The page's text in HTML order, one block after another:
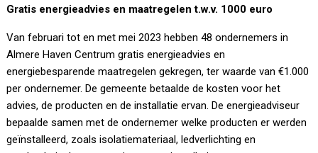
Gratis energieadvies en maatregelen t.w.v. 1000 euro
Van februari tot en met mei 2023 hebben 48 ondernemers in
Almere Haven Centrum gratis energieadvies en
energiebesparende maatregelen gekregen, ter waarde van €1.000
per ondernemer. De gemeente betaalde de kosten voor het
advies, de producten en de installatie ervan. De energieadviseur
bepaalde samen met de ondernemer welke producten er werden
geïnstalleerd, zoals isolatiemateriaal, ledverlichting en